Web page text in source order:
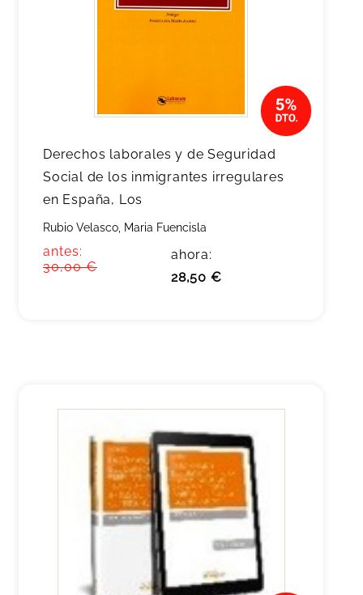
Derechos laborales y de Seguridad
Social de los inmigrantes irregulares
en España, Los
Rubio Velasco, Maria Fuencisla
antes:
30,00 €
ahora:
28,50 €